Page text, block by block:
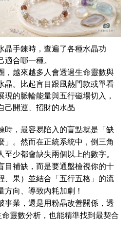
晶手鍊時，查遍了各種水晶功
合哪一種。
，越來越多人會透過生命靈數與
晶。比起盲目跟風熱門款或單看
現的脈輪能量與五行磁場切入，
己開運、招財的水晶
時，最容易陷入的盲點就是「缺
」。然而在正統系統中，倒三角
至少都會缺失兩個以上的數字。
目補缺，而是要通盤檢視你的十
、果）並結合「五行五格」的流
方向、導致內耗加劇！
事業，還是用粉晶改善關係，透
靈數分析，也能精準找到最契合